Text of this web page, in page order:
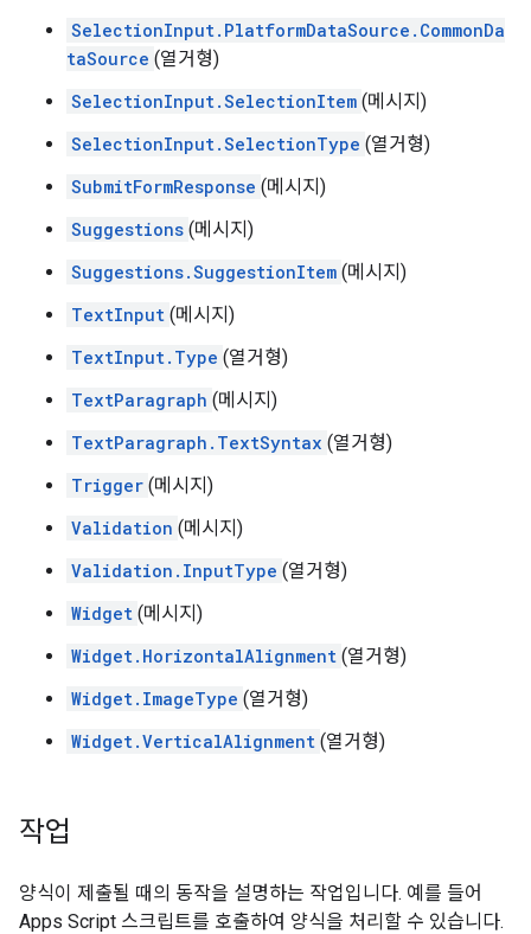
SelectionInput.PlatformDataSource.CommonDa
taSource (열거형)
SelectionInput.SelectionItem (메시지)
SelectionInput.SelectionType (열거형)
SubmitFormResponse (메시지)
Suggestions (메시지)
Suggestions.SuggestionItem (메시지)
TextInput (메시지)
TextInput.Type (열거형)
TextParagraph (메시지)
TextParagraph.TextSyntax (열거형)
Trigger (메시지)
Validation (메시지)
Validation.InputType (열거형)
Widget (메시지)
Widget.HorizontalAlignment (열거형)
Widget.ImageType (열거형)
Widget.VerticalAlignment (열거형)
작업
양식이 제출될 때의 동작을 설명하는 작업입니다. 예를 들어
Apps Script 스크립트를 호출하여 양식을 처리할 수 있습니다.